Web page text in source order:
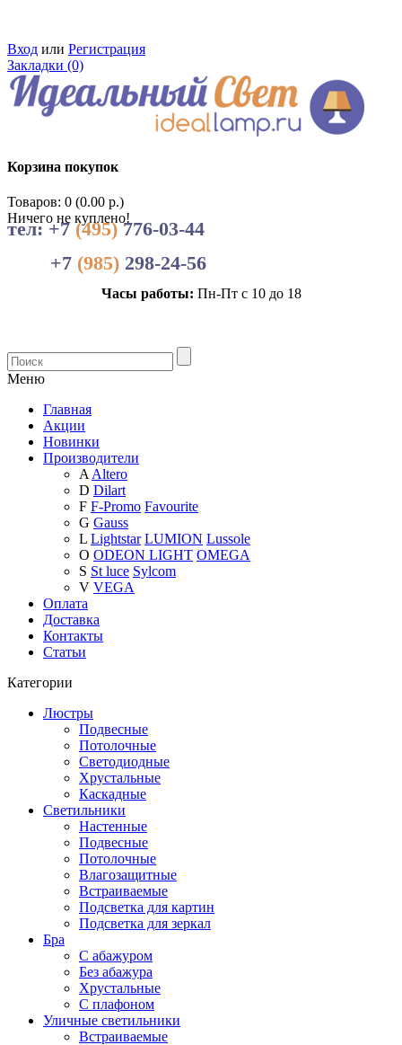
Вход или Регистрация
Закладки (0)
Корзина покупок
Товаров: 0 (0.00 р.)
Ничего не куплено!
тел: +7(495)776-03-44
+7 (985) 298-24-56
Часы работы: Пн-Пт с 10 до 18
Меню
Главная
Акции
Новинки
Производители
AAltero
D Dilart
F F-Promo Favourite
G Gauss
L Lightstar LUMION Lussole
O ODEON LIGHT OMEGA
S St luce Sylcom
V VEGA
Оплата
Доставка
Контакты
Статьи
Категории
Люстры
Подвесные
Потолочные
Светодиодные
Хрустальные
Каскадные
Светильники
Настенные
Подвесные
Потолочные
Влагозащитные
Встраиваемые
Подсветка для картин
Подсветка для зеркал
Бра
С абажуром
Без абажура
Хрустальные
С плафоном
Уличные светильники
Встраиваемые